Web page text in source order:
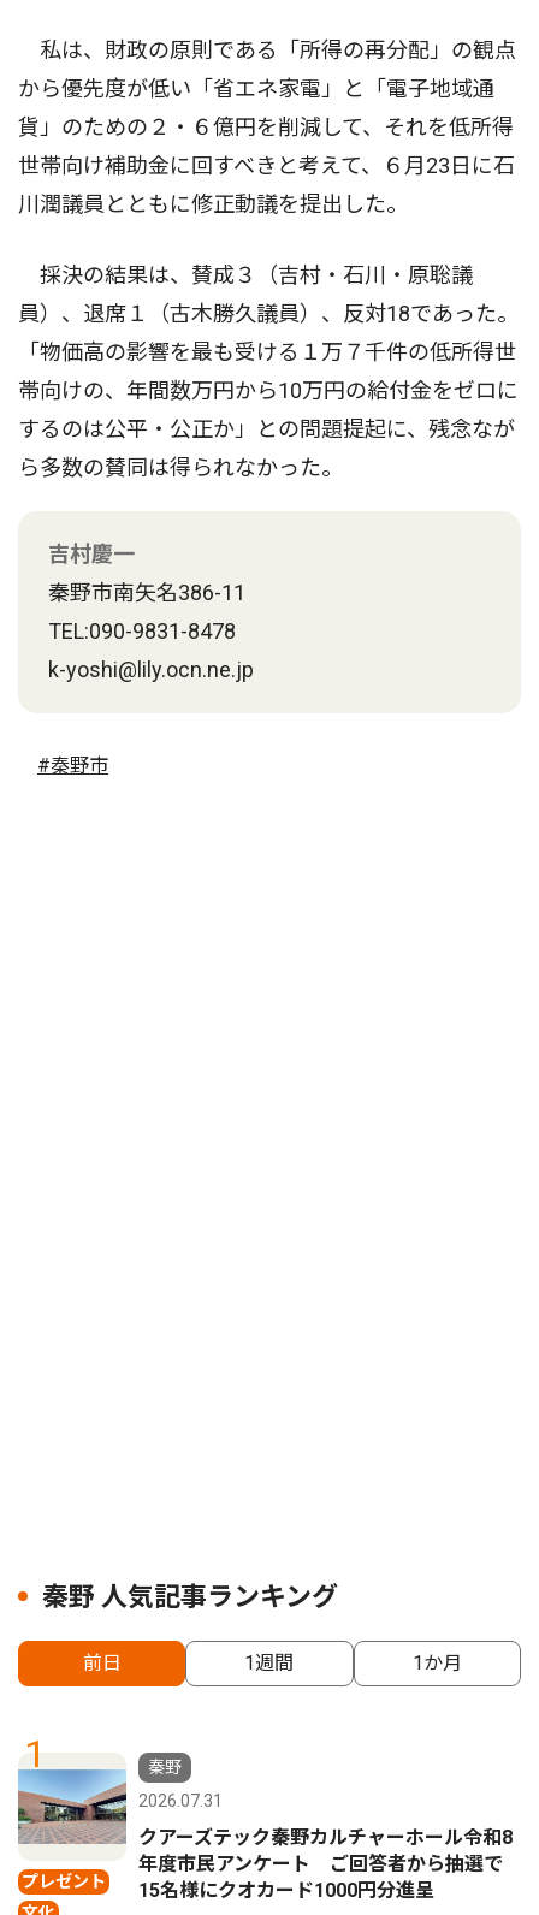
私は、財政の原則である「所得の再分配」の観点
から優先度が低い「省エネ家電」と「電子地域通
貨」のための２・６億円を削減して、それを低所得
世帯向け補助金に回すべきと考えて、６月23日に石
川潤議員とともに修正動議を提出した。
採決の結果は、賛成３（吉村・石川・原聡議
員）、退席１（古木勝久議員）、反対18であった。
「物価高の影響を最も受ける１万７千件の低所得世
帯向けの、年間数万円から10万円の給付金をゼロに
するのは公平・公正か」との問題提起に、残念なが
ら多数の賛同は得られなかった。
吉村慶一
秦野市南矢名386-11
TEL:090-9831-8478
k-yoshi@lily.ocn.ne.jp
#秦野市
秦野 人気記事ランキング
前日 1週間 1か月
1
プレゼント
秦野
2026.07.31
クアーズテック秦野カルチャーホール令和8
年度市民アンケート ご回答者から抽選で
15名様にクオカード1000円分進呈